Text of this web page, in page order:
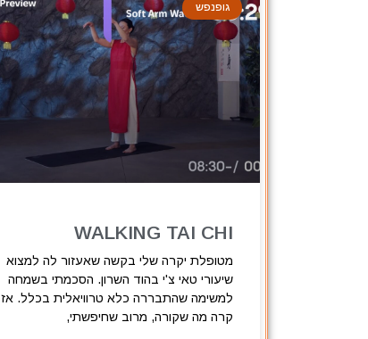
גופנפש
WALKING TAI CHI
מטופלת יקרה שלי בקשה שאעזור לה למצוא
שיעורי טאי צ'י בהוד השרון. הסכמתי בשמחה
למשימה שהתבררה כלא טרוויאלית בכלל. אז
קרה מה שקורה, מרוב שחיפשתי,